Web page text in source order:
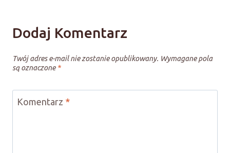
Dodaj Komentarz
Twój adres e-mail nie zostanie opublikowany. Wymagane pola
są oznaczone *
Komentarz *